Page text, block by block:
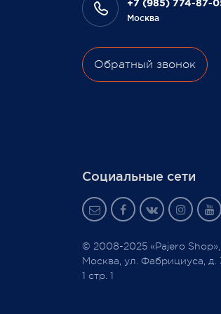
3 февраля 2022+7 (985) 774-87-
Москва
Обратный звонок
Социальные сети
© 2008-2025 «Pajero Shop»,
Москва, ул. Фабрициуса, д.
1 стр. 1